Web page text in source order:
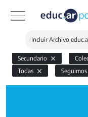
Incluir Archivo
Secundario
Todas